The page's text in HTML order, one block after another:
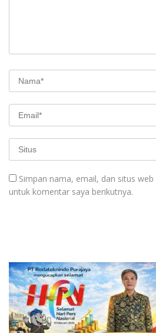
Simpan nama, email, dan situs
untuk komentar saya berikutnya.